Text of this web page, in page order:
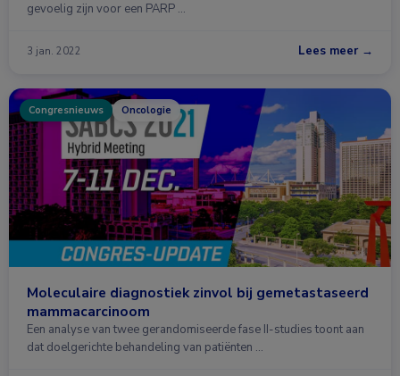
gevoelig zijn voor een PARP …
3 jan. 2022 Lees meer →
Congresnieuws Oncologie
Moleculaire diagnostiek zinvol bij gemetastaseerd
mammacarcinoom
Een analyse van twee gerandomiseerde fase II-studies toont aan
dat doelgerichte behandeling van patiënten …